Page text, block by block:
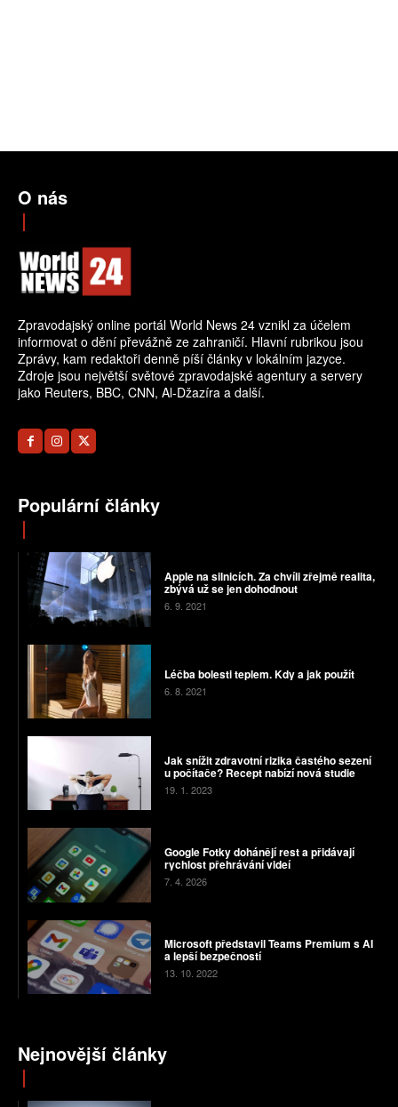
O nás
Zpravodajský online portál World News 24 vznikl za účelem
informovat o dění převážně ze zahraničí. Hlavní rubrikou jsou
Zprávy, kam redaktoři denně píší články v lokálním jazyce.
Zdroje jsou největší světové zpravodajské agentury a servery
jako Reuters, BBC, CNN, Al-Džazíra a další.
Populární články
Apple na silnicích. Za chvíli zřejmě realita,
zbývá už se jen dohodnout
6. 9. 2021
Léčba bolesti teplem. Kdy a jak použít
6. 8. 2021
Jak snížit zdravotní rizika častého sezení
u počítače? Recept nabízí nová studie
19. 1. 2023
Google Fotky dohánějí rest a přidávají
rychlost přehrávání videí
7. 4. 2026
Microsoft představil Teams Premium s AI
a lepší bezpečností
13. 10. 2022
Nejnovější články